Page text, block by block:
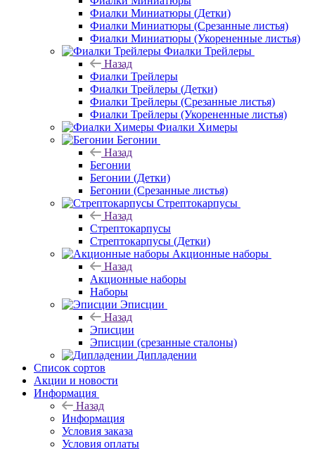
Фиалки Миниатюры (Детки)
Фиалки Миниатюры (Срезанные листья)
Фиалки Миниатюры (Укорененные листья)
Фиалки Трейлеры
Назад
Фиалки Трейлеры
Фиалки Трейлеры (Детки)
Фиалки Трейлеры (Срезанные листья)
Фиалки Трейлеры (Укорененные листья)
Фиалки Химеры
Бегонии
Назад
Бегонии
Бегонии (Детки)
Бегонии (Срезанные листья)
Стрептокарпусы
Назад
Стрептокарпусы
Стрептокарпусы (Детки)
Акционные наборы
Назад
Акционные наборы
Наборы
Эписции
Назад
Эписции
Эписции (срезанные сталоны)
Дипладении
Список сортов
Акции и новости
Информация
Назад
Информация
Условия заказа
Условия оплаты